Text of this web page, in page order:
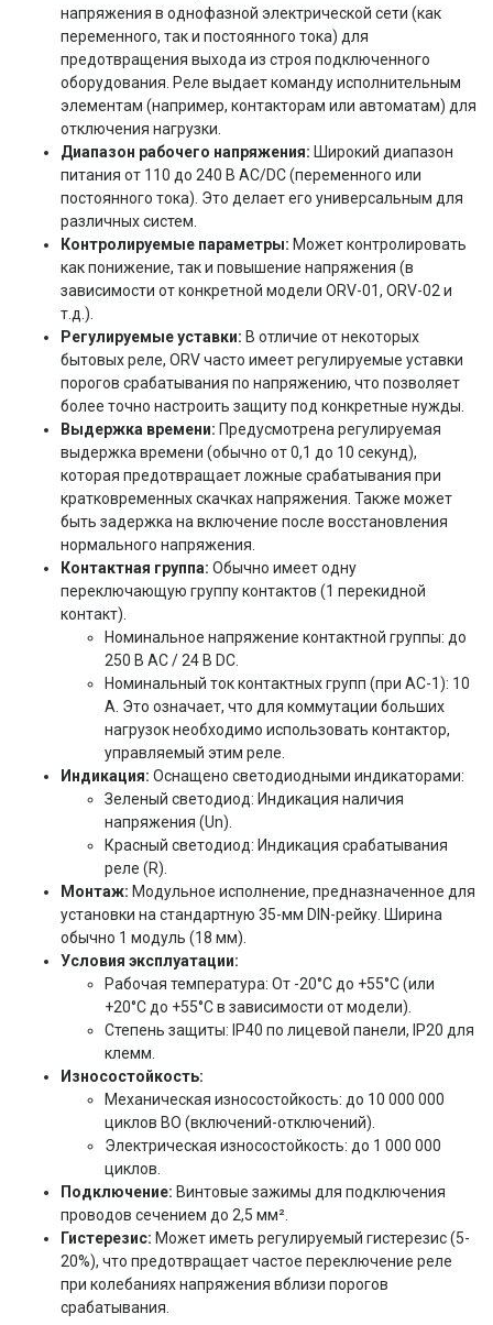
напряжения в однофазной электрической сети (как
переменного, так и постоянного тока) для
предотвращения выхода из строя подключенного
оборудования. Реле выдает команду исполнительным
элементам (например, контакторам или автоматам) для
отключения нагрузки.
Диапазон рабочего напряжения: Широкий диапазон
питания от 110 до 240 В AC/DC (переменного или
постоянного тока). Это делает его универсальным для
различных систем.
Контролируемые параметры: Может контролировать
как понижение, так и повышение напряжения (в
зависимости от конкретной модели ORV-01, ORV-02 и
т.д.).
Регулируемые уставки: В отличие от некоторых
бытовых реле, ORV часто имеет регулируемые уставки
порогов срабатывания по напряжению, что позволяет
более точно настроить защиту под конкретные нужды.
Выдержка времени: Предусмотрена регулируемая
выдержка времени (обычно от 0,1 до 10 секунд),
которая предотвращает ложные срабатывания при
кратковременных скачках напряжения. Также может
быть задержка на включение после восстановления
нормального напряжения.
Контактная группа: Обычно имеет одну
переключающую группу контактов (1 перекидной
контакт).
Номинальное напряжение контактной группы: до
250 В AC / 24 В DC.
Номинальный ток контактных групп (при AC-1): 10
А. Это означает, что для коммутации больших
нагрузок необходимо использовать контактор,
управляемый этим реле.
Индикация: Оснащено светодиодными индикаторами:
Зеленый светодиод: Индикация наличия
напряжения (Un).
Красный светодиод: Индикация срабатывания
реле (R).
Монтаж: Модульное исполнение, предназначенное для
установки на стандартную 35-мм DIN-рейку. Ширина
обычно 1 модуль (18 мм).
Условия эксплуатации:
Рабочая температура: От -20°C до +55°C (или
+20°C до +55°C в зависимости от модели).
Степень защиты: IP40 по лицевой панели, IP20 для
клемм.
Износостойкость:
Механическая износостойкость: до 10 000 000
циклов ВО (включений-отключений).
Электрическая износостойкость: до 1 000 000
циклов.
Подключение: Винтовые зажимы для подключения
проводов сечением до 2,5 мм².
Гистерезис: Может иметь регулируемый гистерезис (5-
20%), что предотвращает частое переключение реле
при колебаниях напряжения вблизи порогов
срабатывания.